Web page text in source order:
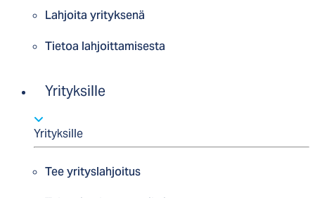
Lahjoita yrityksenä
Tietoa lahjoittamisesta
Yrityksille
Yrityksille
Tee yrityslahjoitus